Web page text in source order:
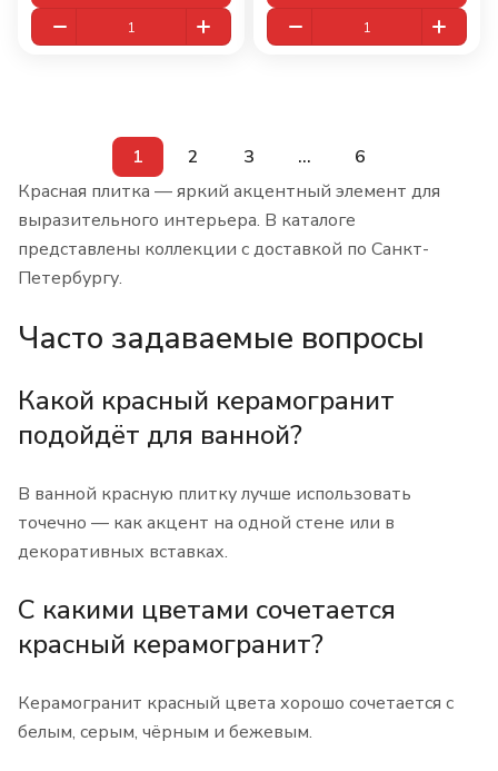
1 2 3 ...
6
Красная плитка — яркий акцентный элемент для
выразительного интерьера. В каталоге
представлены коллекции с доставкой по Санкт-
Петербургу.
Часто задаваемые вопросы
Какой красный керамогранит
подойдёт для ванной?
В ванной красную плитку лучше использовать
точечно — как акцент на одной стене или в
декоративных вставках.
С какими цветами сочетается
красный керамогранит?
Керамогранит красный цвета хорошо сочетается с
белым, серым, чёрным и бежевым.